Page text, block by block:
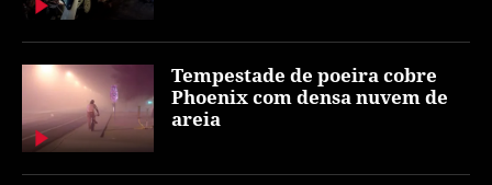
Tempestade de poeira cobre
Phoenix com densa nuvem de
areia